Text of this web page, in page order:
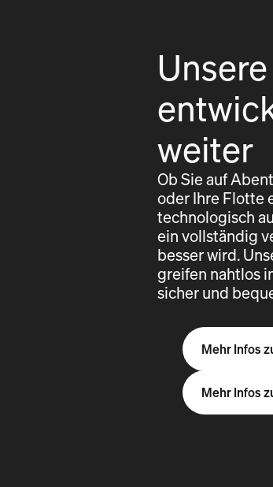
weiter
Ob Sie auf
oder Ihre Flotte
technologisch
ein vollständig
besser wird.
greifen nahtlos
sicher und
Mehr Infos
Mehr Infos